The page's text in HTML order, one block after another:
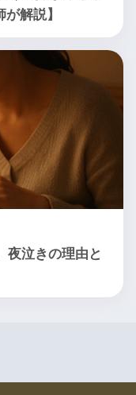
解説】
泣きの理由と